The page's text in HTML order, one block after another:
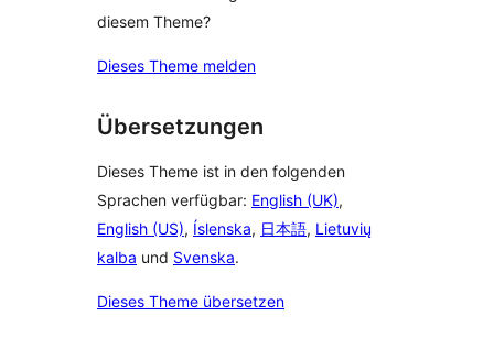
diesem Theme?
Dieses Theme melden
Übersetzungen
Dieses Theme ist in den folgenden
Sprachen verfügbar: English (UK),
English (US), Íslenska, 日本語, Lietuvių
kalba und Svenska.
Dieses Theme übersetzen